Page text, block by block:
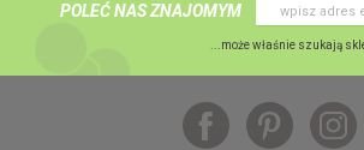
POLEĆ NAS ZNAJOMYM
...może właśnie szukają